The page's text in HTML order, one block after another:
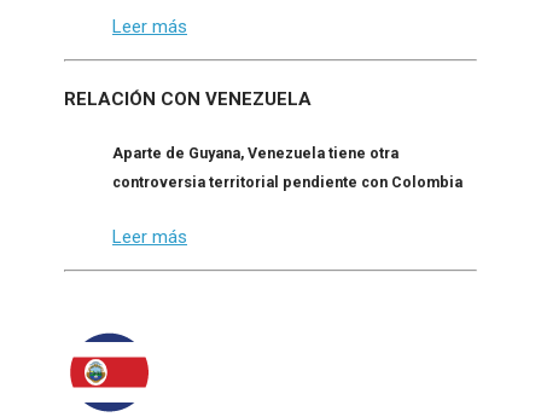
Leer más
RELACIÓN CON VENEZUELA
Aparte de Guyana, Venezuela tiene otra
controversia territorial pendiente con Colombia
Leer más